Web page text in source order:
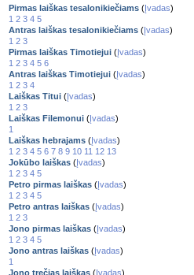
Pirmas laiškas tesalonikiečiams ( Įvadas)
1 2 3 4 5
Antras laiškas tesalonikiečiams ( Įvadas)
1 2 3
Pirmas laiškas Timotiejui ( Įvadas)
1 2 3 4 5 6
Antras laiškas Timotiejui ( Įvadas)
1 2 3 4
Laiškas Titui ( Įvadas)
1 2 3
Laiškas Filemonui ( Įvadas)
1
Laiškas hebrajams ( Įvadas)
1 2 3 4 5 6 7 8 9 10 11 12 13
Jokūbo laiškas ( Įvadas)
1 2 3 4 5
Petro pirmas laiškas ( Įvadas)
1 2 3 4 5
Petro antras laiškas ( Įvadas)
1 2 3
Jono pirmas laiškas ( Įvadas)
1 2 3 4 5
Jono antras laiškas ( Įvadas)
1
Jono trečias laiškas ( Įvadas)